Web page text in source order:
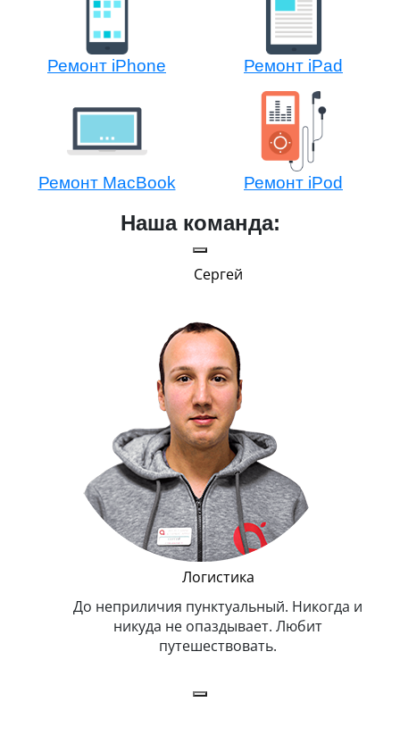
Ремонт iPhone Ремонт iPad
Ремонт MacBook Ремонт iPod
Наша команда:
Сергей
Логистика
До неприличия пунктуальный. Никогда и
никуда не опаздывает. Любит
путешествовать.